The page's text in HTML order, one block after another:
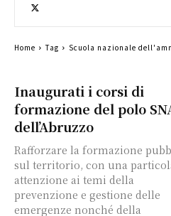
Inaugurati i corsi di
formazione del polo
dell’Abruzzo
Rafforzare la formazione
sul territorio, con una
attenzione ai temi della
prevenzione e gestione delle
emergenze nonché della
Home Tag Scuola nazionale